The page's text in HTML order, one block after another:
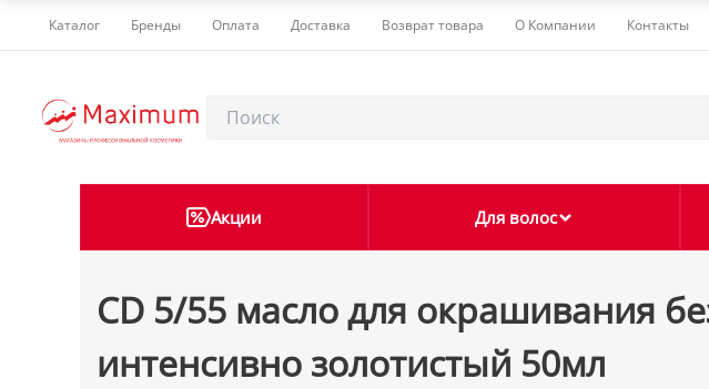
Каталог Бренды Оплата Доставка Возврат товара О Компании Контакты
Акции Для волос
CD 5/55 масло для окрашивания
интенсивно золотистый 50мл